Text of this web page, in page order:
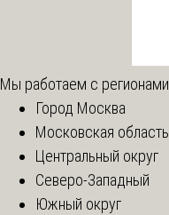
Мы работаем с регионами
Город Москва
Московская область
Центральный округ
Северо-Западный
Южный округ